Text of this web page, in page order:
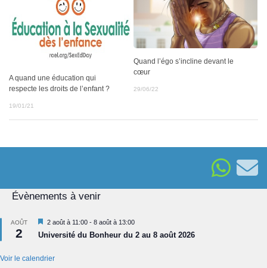
A quand une éducation qui
respecte les droits de l’enfant ?
19/01/21
Quand l’égo s’incline devant le
cœur
29/06/22
Évènements à venir
AOÛT
2
Mis
en
avant
2 août à 11:00 - 8 août à 13:00
Université du Bonheur du 2 au 8 août 2026
Voir le calendrier